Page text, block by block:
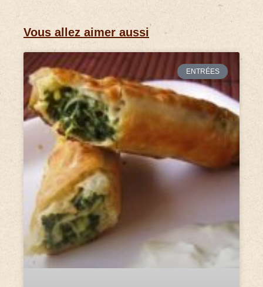
Vous allez aimer aussi
ENTRÉES